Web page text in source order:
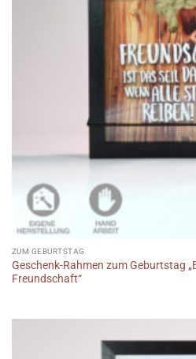
ZUM GEBURTSTAG
Geschenk-Rahmen zum Geburtstag
Freundschaft“